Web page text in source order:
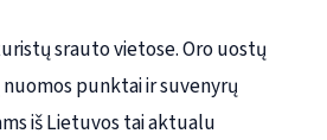
srauto vietose. Oro uostų
punktai ir suvenyrų
iš Lietuvos tai aktualu